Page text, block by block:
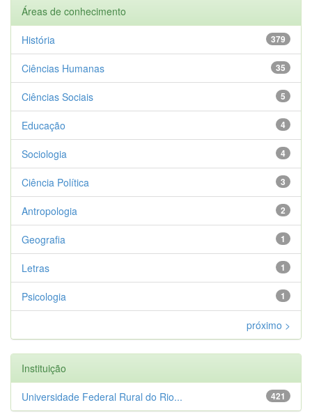
Áreas de conhecimento
379
História
35
Ciências Humanas
5
Ciências Sociais
4
Educação
4
Sociologia
3
Ciência Política
2
Antropologia
1
Geografia
1
Letras
1
Psicologia
próximo >
Instituição
421
Universidade Federal Rural do Rio...